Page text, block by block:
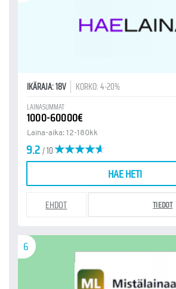
IKÄRAJA: 18V KORKO: 4-20%
LAINASUMMAT
1000-60000€
Laina-aika: 12-180kk
9.2/ 10
HAE HETI
EHDOT TIEDOT
6